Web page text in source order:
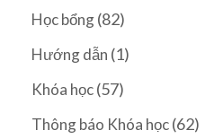
Học bổng(82)
Hướng dẫn (1)
Khóa học(57)
Thông báo Khóa học(62)